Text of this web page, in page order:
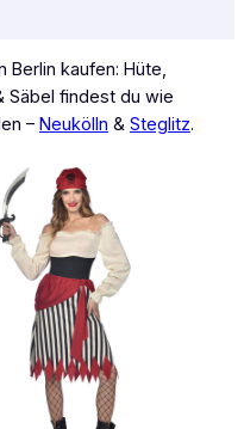
Berlin kaufen: Hüte,
Säbel findest du wie
– Neukölln & Steglitz.